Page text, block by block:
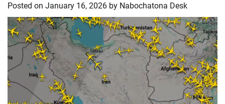
Posted on January 16, 2026 by Nabochatona Desk